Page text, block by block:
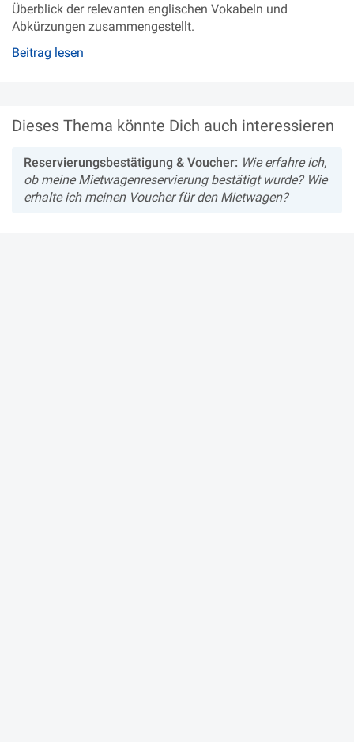
Überblick der relevanten englischen Vokabeln und
Abkürzungen zusammengestellt.
Beitrag lesen
Dieses Thema könnte Dich auch interessieren
Reservierungsbestätigung & Voucher: Wie erfahre ich,
ob meine Mietwagenreservierung bestätigt wurde? Wie
erhalte ich meinen Voucher für den Mietwagen?